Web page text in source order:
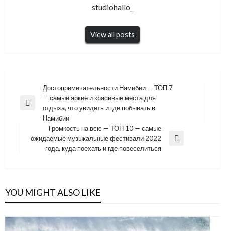
studiohallo_
View all posts
Навигация
по
записям
Previous
Достопримечательности Намибии — ТОП 7
— самые яркие и красивые места для
отдыха, что увидеть и где побывать в
Намибии
Next
Громкость на всю — ТОП 10 — самые
ожидаемые музыкальные фестивали 2022
года, куда поехать и где повеселиться
YOU MIGHT ALSO LIKE